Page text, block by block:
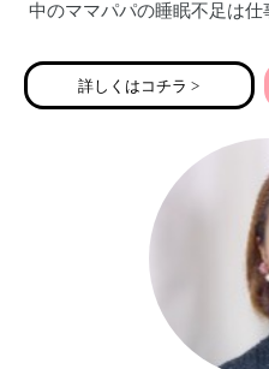
中のママパパの睡眠不足は
め、子どものより良い将来の
詳しくはコチラ >